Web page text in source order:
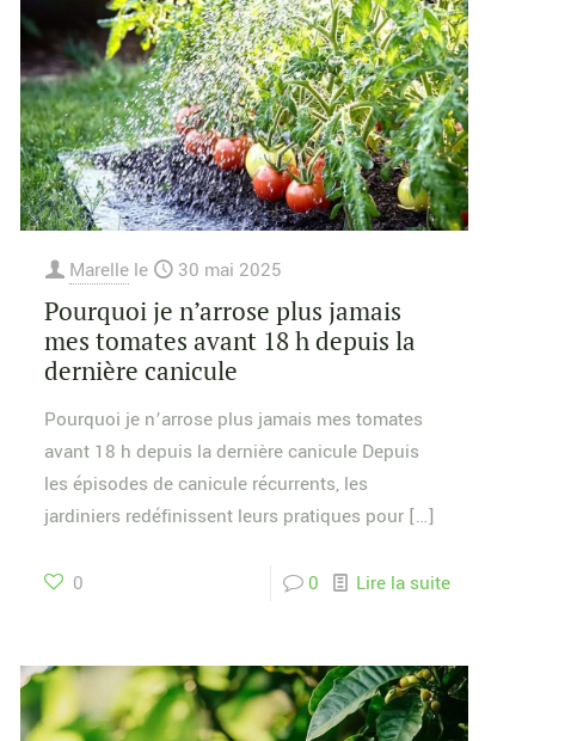
Marelle le 30 mai 2025
Pourquoi je n’arrose plus jamais
mes tomates avant 18 h depuis la
dernière canicule
Pourquoi je n’arrose plus jamais mes tomates
avant 18 h depuis la dernière canicule Depuis
les épisodes de canicule récurrents, les
jardiniers redéfinissent leurs pratiques pour […]
0 0 Lire la suite